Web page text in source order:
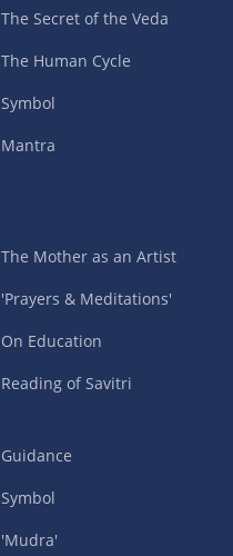
The Secret of the Veda
The Human Cycle
Symbol
Mantra
The Mother as an Artist
'Prayers & Meditations'
On Education
Reading of Savitri
Guidance
Symbol
'Mudra'